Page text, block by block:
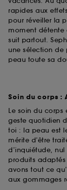
rapides aux
pour réveiller la
moment détente
suit partout.
une sélection de
peau toute sa
Soin du corps :
Le soin du corps
geste quotidien
toi : la peau est
mérite d’être
d’inquiétude, nul
produits
avons tout ce
aux gommages